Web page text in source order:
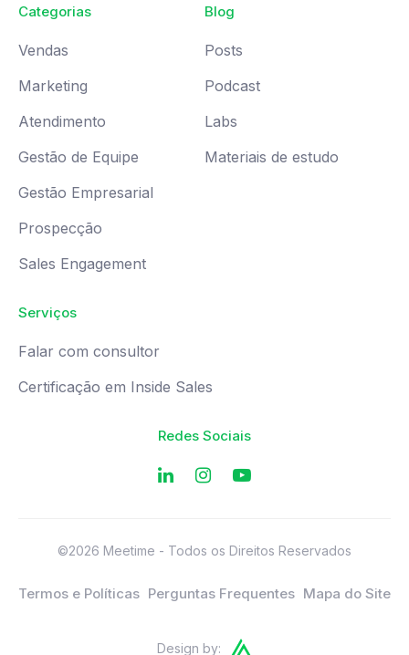
Categorias
Vendas
Marketing
Atendimento
Gestão de Equipe
Gestão Empresarial
Prospecção
Sales Engagement
Blog
Posts
Podcast
Labs
Materiais de estudo
Serviços
Falar com consultor
Certificação em Inside Sales
Redes Sociais
©2026 Meetime - Todos os Direitos Reservados
Termos e Políticas Perguntas Frequentes Mapa do Site
Design by: